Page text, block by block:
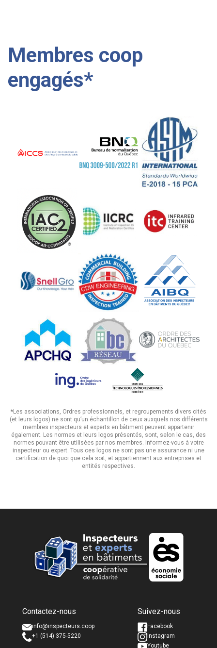
Membres coop
engagés*
*Les associations, Ordres professionnels, et regroupements divers cités
(et leurs logos) ne sont qu’un échantillon de ceux auxquels nos différents
membres inspecteurs et experts en bâtiment peuvent appartenir
également. Les normes et leurs logos présentés, sont, selon le cas, des
normes pouvant être utilisées par nos membres. Informez-vous à votre
inspecteur ou expert. Tous ces logos ne sont pas une assurance ni une
certification de quoi que cela soit, et appartiennent aux entreprises et
entités respectives.
Nom complet *
Courriel *
Nom complet *
Courriel *
Contactez-nous
info@inspecteurs.coop
+1 (514) 375-5220
Suivez-nous
Facebook
Instagram
Youtube